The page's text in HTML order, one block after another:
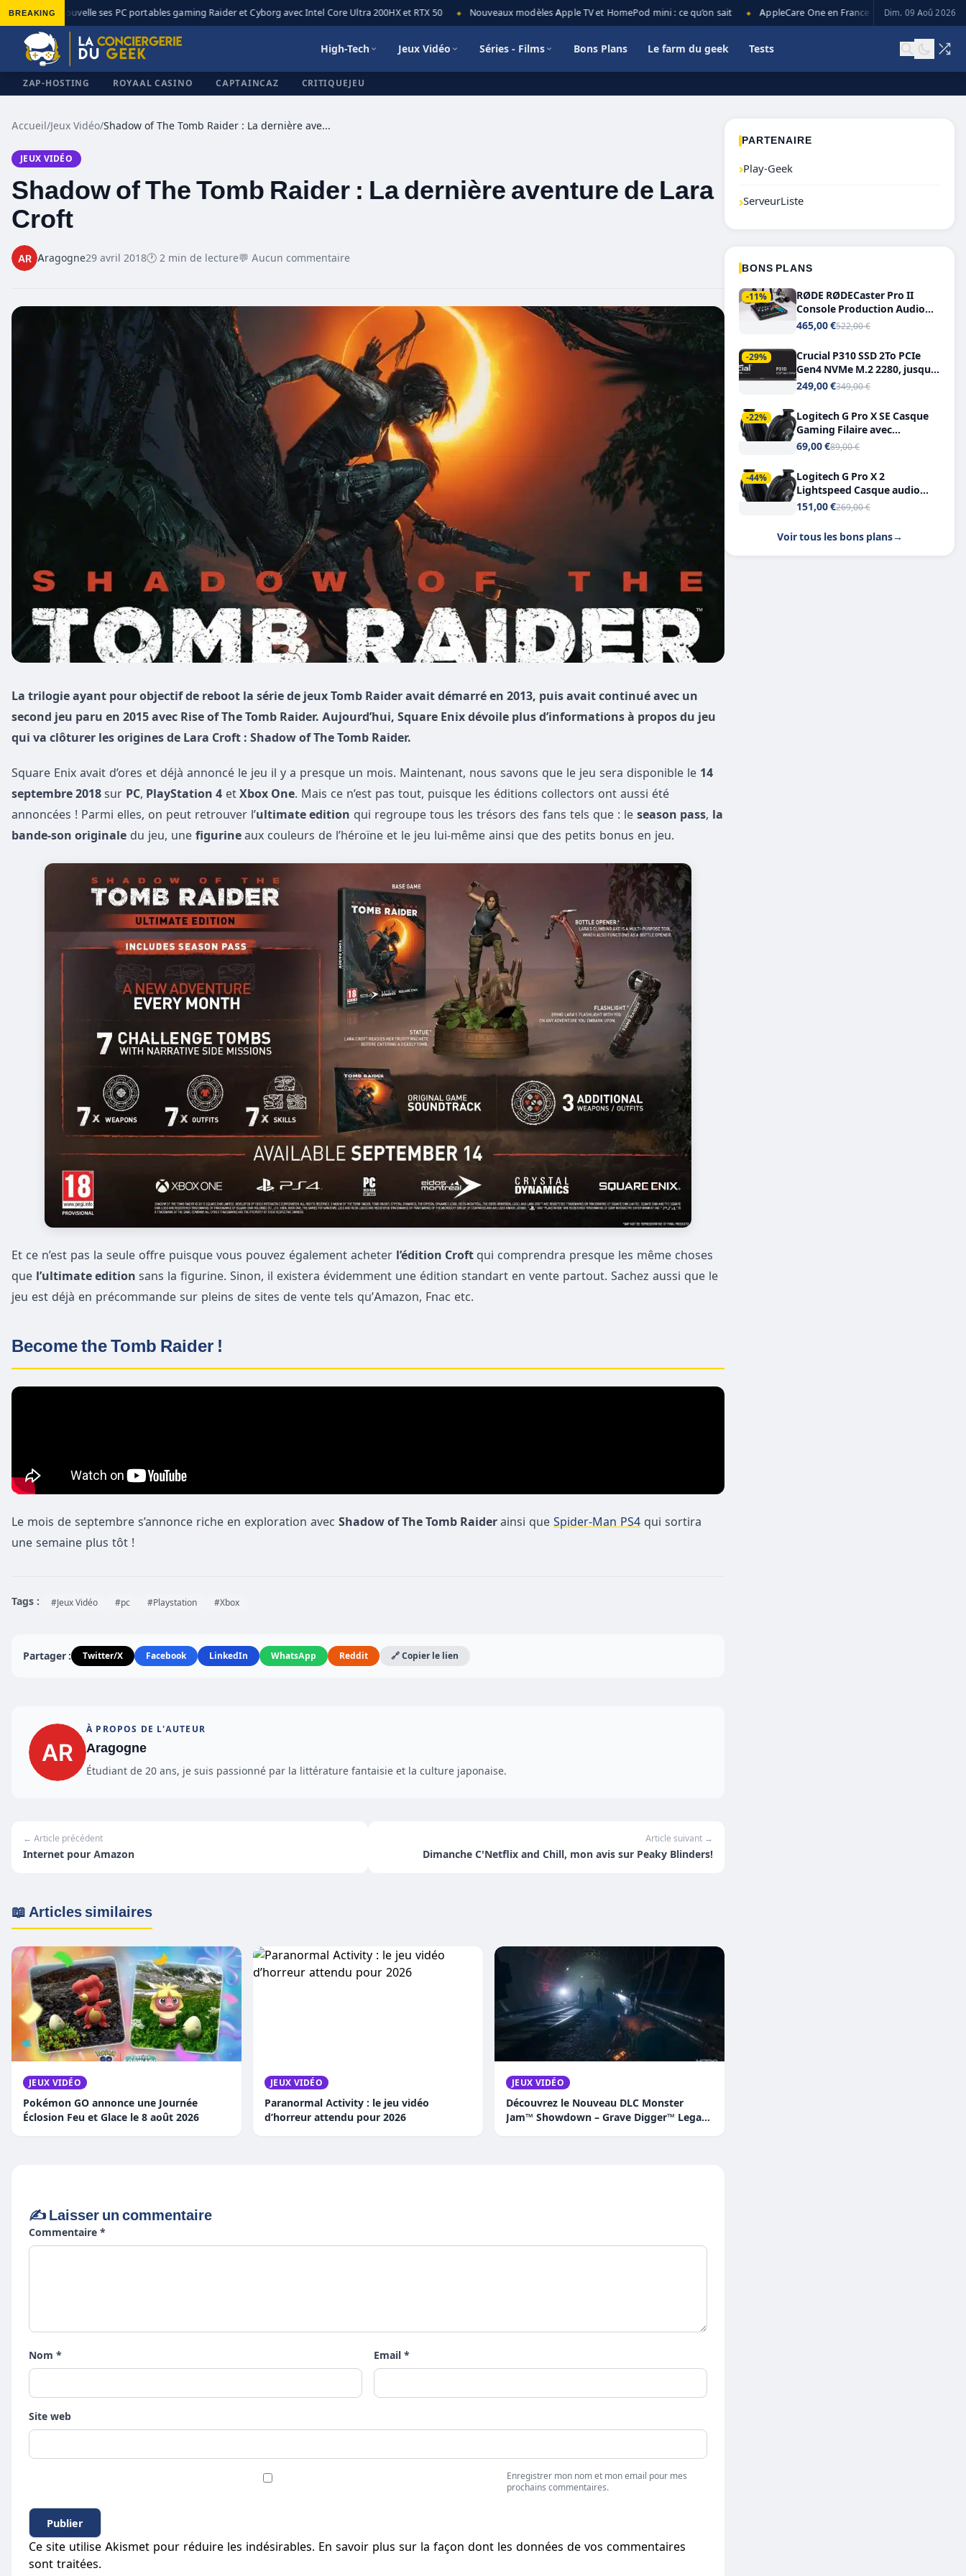
BREAKING
◆ MSI renouvelle ses PC portables gaming Raider et Cyborg avec Intel Core Ultra 200HX et RTX 50 ◆ Nouveaux modèles Apple TV et HomePod mini : ce qu’on sait AppleCare One en France : prix, couverture et
Dim. 09 Aoû 2026
High-Tech Jeux Vidéo Séries - Films Bons Plans Le farm du geek Tests
ZAP-HOSTING ROYAAL CASINO CAPTAINCAZ CRITIQUEJEU
Accueil/Jeux Vidéo/ Shadow of The Tomb Raider : La dernière aventure de Lara Croft
JEUX VIDÉO
Shadow of The Tomb Raider : La dernière aventure de Lara
Croft
Aragogne29 avril 2018🕐 2 min de lecture💬 Aucun commentaire
La trilogie ayant pour objectif de reboot la série de jeux Tomb Raider avait démarré en 2013, puis avait continué avec un
second jeu paru en 2015 avec Rise of The Tomb Raider. Aujourd’hui, Square Enix dévoile plus d’informations à propos du jeu
qui va clôturer les origines de Lara Croft : Shadow of The Tomb Raider.
Square Enix avait d’ores et déjà annoncé le jeu il y a presque un mois. Maintenant, nous savons que le jeu sera disponible le 14
septembre 2018 sur PC, PlayStation 4 et Xbox One. Mais ce n’est pas tout, puisque les éditions collectors ont aussi été
annoncées ! Parmi elles, on peut retrouver l’ultimate edition qui regroupe tous les trésors des fans tels que : le season pass, la
bande-son originale du jeu, une figurine aux couleurs de l’héroïne et le jeu lui-même ainsi que des petits bonus en jeu.
Et ce n’est pas la seule offre puisque vous pouvez également acheter l’édition Croft qui comprendra presque les même choses
que l’ultimate edition sans la figurine. Sinon, il existera évidemment une édition standart en vente partout. Sachez aussi que le
jeu est déjà en précommande sur pleins de sites de vente tels qu’Amazon, Fnac etc.
Become the Tomb Raider !
Le mois de septembre s’annonce riche en exploration avec Shadow of The Tomb Raider ainsi que Spider-Man PS4 qui sortira
une semaine plus tôt !
Tags : #Jeux Vidéo #pc #Playstation #Xbox
Partager : Twitter/X Facebook LinkedIn WhatsApp Reddit 🔗 Copier le lien
À PROPOS DE L'AUTEUR
Aragogne
Étudiant de 20 ans, je suis passionné par la littérature fantaisie et la culture japonaise.
← Article précédent
Internet pour Amazon
Article suivant →
Dimanche C'Netflix and Chill, mon avis sur Peaky Blinders!
📖 Articles similaires
JEUX VIDÉO
Pokémon GO annonce une Journée
Éclosion Feu et Glace le 8 août 2026
JEUX VIDÉO
Paranormal Activity : le jeu vidéo
d’horreur attendu pour 2026
JEUX VIDÉO
Découvrez le Nouveau DLC Monster
Jam™ Showdown – Grave Digger™ Legacy
✍️ Laisser un commentaire
Commentaire *
Nom * Email *
Site web
Enregistrer mon nom et mon email pour mes
prochains commentaires.
Ce site utilise Akismet pour réduire les indésirables. En savoir plus sur la façon dont les données de vos commentaires
sont traitées.
PARTENAIRE
›Play-Geek
›ServeurListe
BONS PLANS
-11%
RØDE RØDECaster Pro II
Console Production Audio
Tout-en-Un, Bluetooth et
465,00 €522,00 €
-29%
Crucial P310 SSD 2To PCIe
Gen4 NVMe M.2 2280, jusqu’à
7.100 Mo/s
249,00 €349,00 €
-22%
Logitech G Pro X SE Casque
Gaming Filaire avec
Microphone Micro
7.1
69,00 €89,00 €
-44%
Logitech G Pro X 2
Lightspeed Casque audio
bluetooth
151,00 €269,00 €
Voir tous les bons plans→